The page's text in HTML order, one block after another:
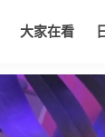
大家在看
国产动漫